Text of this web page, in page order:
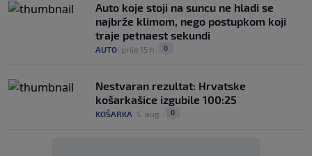
Auto koje stoji na suncu ne hladi se
najbrže klimom, nego postupkom koji
traje petnaest sekundi
AUTO prije 15 h 0
Nestvaran rezultat: Hrvatske
košarkašice izgubile 100:25
KOŠARKA 5. aug. 0